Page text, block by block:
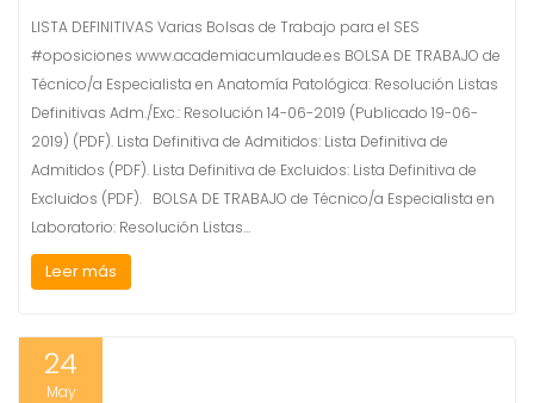
LISTA DEFINITIVAS Varias Bolsas de Trabajo para el SES
#oposiciones www.academiacumlaude.es BOLSA DE TRABAJO de
Técnico/a Especialista en Anatomía Patológica: Resolución Listas
Definitivas Adm./Exc.: Resolución 14-06-2019 (Publicado 19-06-
2019) (PDF). Lista Definitiva de Admitidos: Lista Definitiva de
Admitidos (PDF). Lista Definitiva de Excluidos: Lista Definitiva de
Excluidos (PDF). BOLSA DE TRABAJO de Técnico/a Especialista en
Laboratorio: Resolución Listas…
Leer más
24
May